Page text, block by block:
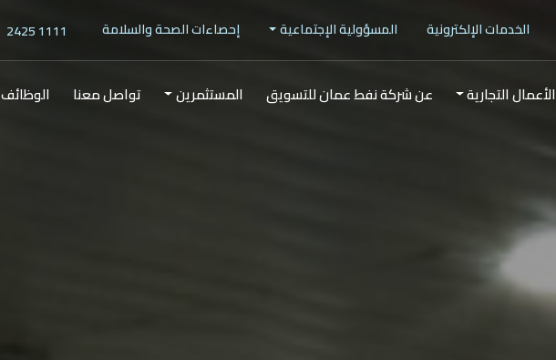
الخدمات الإلكترونية المسؤولية الإجتماعية إحصاءات الصحة والسلامة 2425 1111
الأعمال التجارية عن شركة نفط عمان للتسويق المستثمرين تواصل معنا الوظائف